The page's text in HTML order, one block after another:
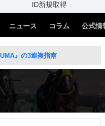
ID新規取得
ニュース コラム 公式情
』の3連複指南